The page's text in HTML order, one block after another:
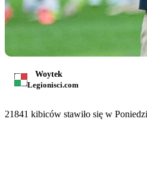
Woytek
Legionisci.com
21841 kibiców stawiło się w